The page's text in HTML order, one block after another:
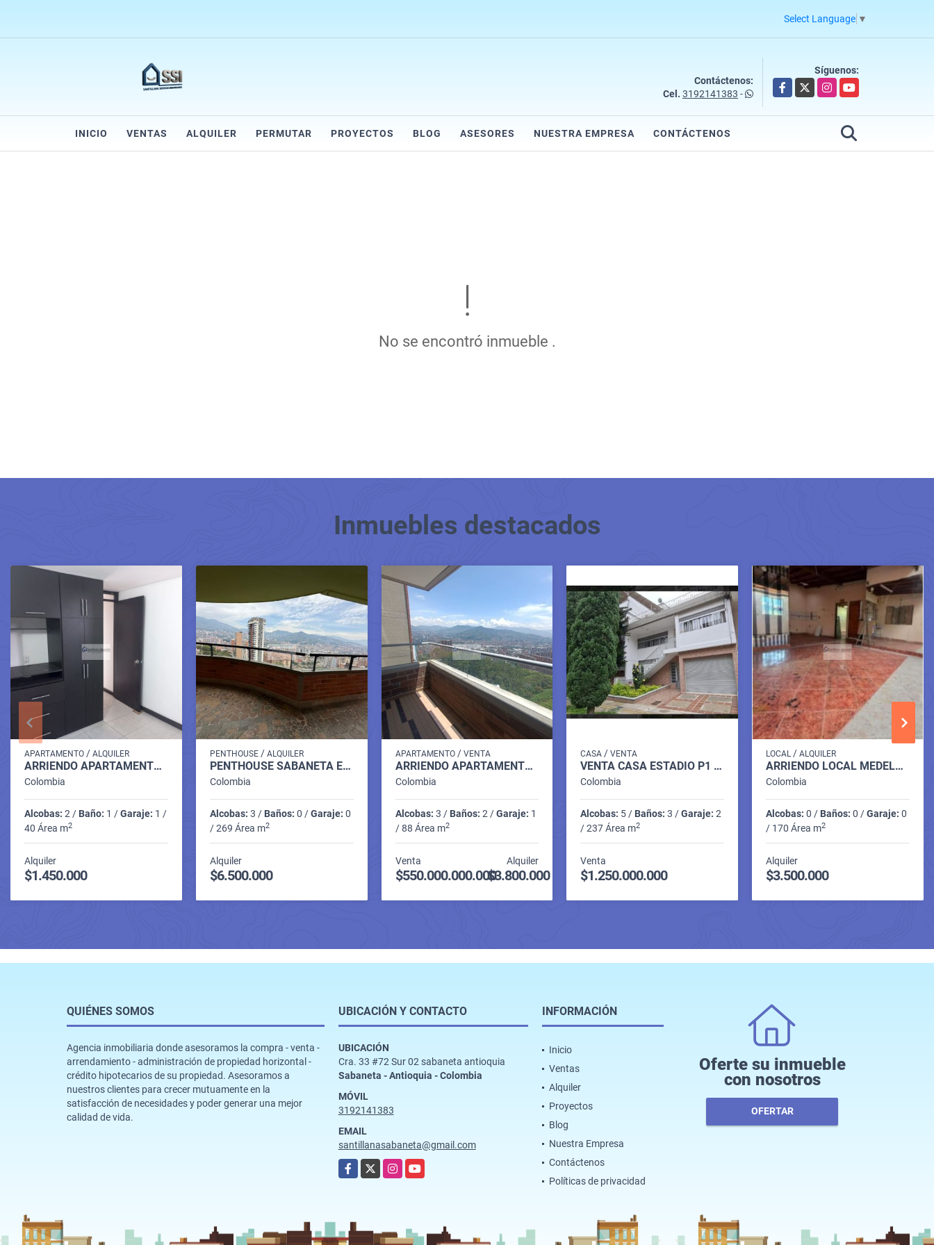
Select Language ▼
Contáctenos:
Cel. 3192141383 -
Síguenos:
Facebook
X InstagramYouTube
INICIO VENTAS ALQUILER PERMUTAR PROYECTOS BLOG ASESORES NUESTRA EMPRESA CONTÁCTENOS
No se encontró inmueble .
Inmuebles destacados
APARTAMENTO / ALQUILER
ARRIENDO APARTAMENTO LA ESTRELLA VEREDA LA RAYA P.8 C.10236625
Colombia
Alcobas: 2 / Baño: 1 /Garaje: 1 /
40 Área m2
Alquiler
$1.450.000
PENTHOUSE/ ALQUILER
PENTHOUSE SABANETA EN ALQUILER P 14 COD 9710198
Colombia
Alcobas: 3 / Baños: 0 /Garaje: 0
/ 269 Área m2
Alquiler
$6.500.000
APARTAMENTO/ VENTA
ARRIENDO APARTAMENTO SECTOR AVES MARIA SABANETA P7 C7985007
Colombia
Alcobas: 3 / Baños: 2 /Garaje: 1
/ 88 Área m2
Venta
$550.000.000.000
Alquiler
$3.800.000
CASA /VENTA
VENTA CASA ESTADIO P1 C6748749
Colombia
Alcobas: 5 / Baños: 3 /Garaje: 2
/ 237 Área m2
Venta
$1.250.000.000
LOCAL /ALQUILER
ARRIENDO LOCAL MEDELLIN P3 C. 10066812
Colombia
Alcobas: 0 / Baños: 0 /Garaje: 0
/ 170 Área m2
Alquiler
$3.500.000
QUIÉNES SOMOS
Agencia inmobiliaria donde asesoramos la compra - venta -
arrendamiento - administración de propiedad horizontal -
crédito hipotecarios de su propiedad. Asesoramos a
nuestros clientes para crecer mutuamente en la
satisfacción de necesidades y poder generar una mejor
calidad de vida.
UBICACIÓN Y CONTACTO
UBICACIÓN
Cra. 33 #72 Sur 02 sabaneta antioquia
Sabaneta - Antioquia - Colombia
MÓVIL
3192141383
EMAIL
santillanasabaneta@gmail.com
Facebook
X InstagramYouTube
INFORMACIÓN
Inicio
Ventas
Alquiler
Proyectos
Blog
Nuestra Empresa
Contáctenos
Políticas de privacidad
Oferte su inmueble
con nosotros
OFERTAR